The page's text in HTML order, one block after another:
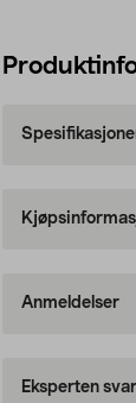
Anmeldelser
Eksperten